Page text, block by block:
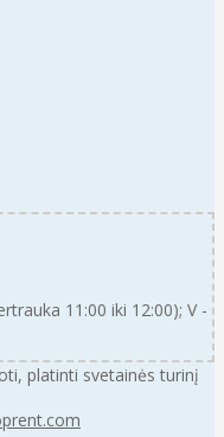
11:00 iki 12:00); V -
platinti svetainės turinį